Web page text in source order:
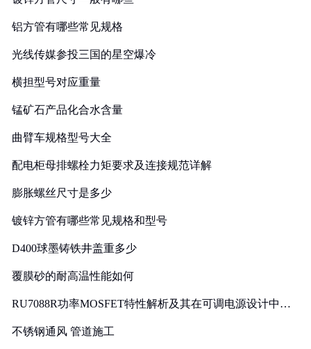
铝方管有哪些常见规格
光线传媒参投三国的星空爆冷
横担型号对应重量
锰矿石产品化合水含量
曲臂车规格型号大全
配电柜母排螺栓力矩要求及连接规范详解
膨胀螺丝尺寸是多少
镀锌方管有哪些常见规格和型号
D400球墨铸铁井盖重多少
覆膜砂的耐高温性能如何
RU7088R功率MOSFET特性解析及其在可调电源设计中的
不锈钢通风 管道施工